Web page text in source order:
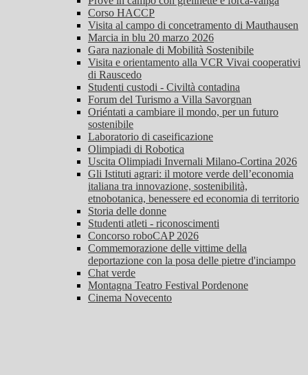
Corso HACCP
Visita al campo di concetramento di Mauthausen
Marcia in blu 20 marzo 2026
Gara nazionale di Mobilità Sostenibile
Visita e orientamento alla VCR Vivai cooperativi
di Rauscedo
Studenti custodi - Civiltà contadina
Forum del Turismo a Villa Savorgnan
Oriéntati a cambiare il mondo, per un futuro
sostenibile
Laboratorio di caseificazione
Olimpiadi di Robotica
Uscita Olimpiadi Invernali Milano-Cortina 2026
Gli Istituti agrari: il motore verde dell’economia
italiana tra innovazione, sostenibilità,
etnobotanica, benessere ed economia di territorio
Storia delle donne
Studenti atleti - riconoscimenti
Concorso roboCAP 2026
Commemorazione delle vittime della
deportazione con la posa delle pietre d'inciampo
Chat verde
Montagna Teatro Festival Pordenone
Cinema Novecento